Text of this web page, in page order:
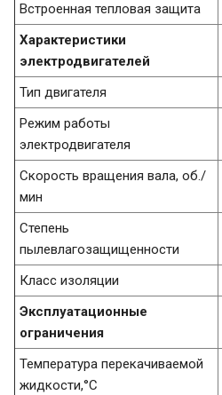
Встроенная тепловая защита
Характеристики
электродвигателей
Тип двигателя
Режим работы
электродвигателя
Скорость вращения вала, об./
мин
Степень
пылевлагозащищенности
Класс изоляции
Эксплуатационные
ограничения
Температура перекачиваемой
жидкости,°C